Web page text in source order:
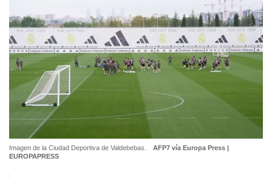
Imagen de la Ciudad Deportiva de Valdebebas.
AFP7 vía Europa Press |
EUROPAPRESS